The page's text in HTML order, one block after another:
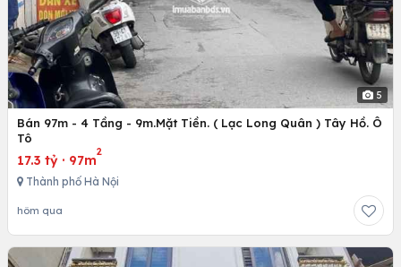
5
Bán 97m - 4 Tầng - 9m.Mặt Tiền. ( Lạc Long Quân ) Tây Hồ. Ô
Tô
17.3 tỷ · 97m
2
Thành phố Hà Nội
hôm qua